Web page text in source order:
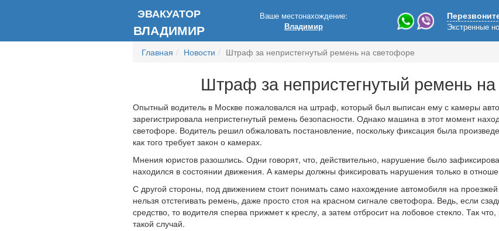
ЭВАКУАТОР
ВЛАДИМИР
Ваше местонахождение:
Владимир
Экстренные
Главная Новости Штраф за непристегнутый ремень на светофоре
Штраф за непристегнутый ремень
Опытный водитель в Москве пожаловался на штраф, который был выписан ему с камеры
зарегистрировала непристегнутый ремень безопасности. Однако машина в этот момент
светофоре. Водитель решил обжаловать постановление, поскольку фиксация была
как того требует закон о камерах.
Мнения юристов разошлись. Одни говорят, что, действительно, нарушение было
находился в состоянии движения. А камеры должны фиксировать нарушения только в
С другой стороны, под движением стоит понимать само нахождение автомобиля на проезжей
нельзя отстегивать ремень, даже просто стоя на красном сигнале светофора. Ведь, если
средство, то водителя сперва прижмет к креслу, а затем отбросит на лобовое стекло. Так
такой случай.